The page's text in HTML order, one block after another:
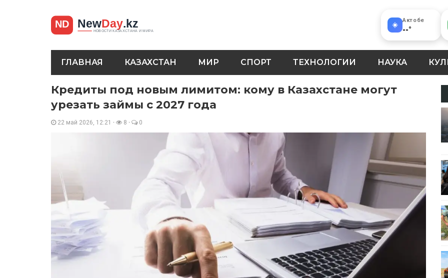
☀️
Актобе
--°
ГЛАВНАЯ КАЗАХСТАН МИР СПОРТ ТЕХНОЛОГИИ НАУКА
Кредиты под новым лимитом: кому в Казахстане могут
урезать займы с 2027 года
22 май 2026, 12:21 · 8 · 0